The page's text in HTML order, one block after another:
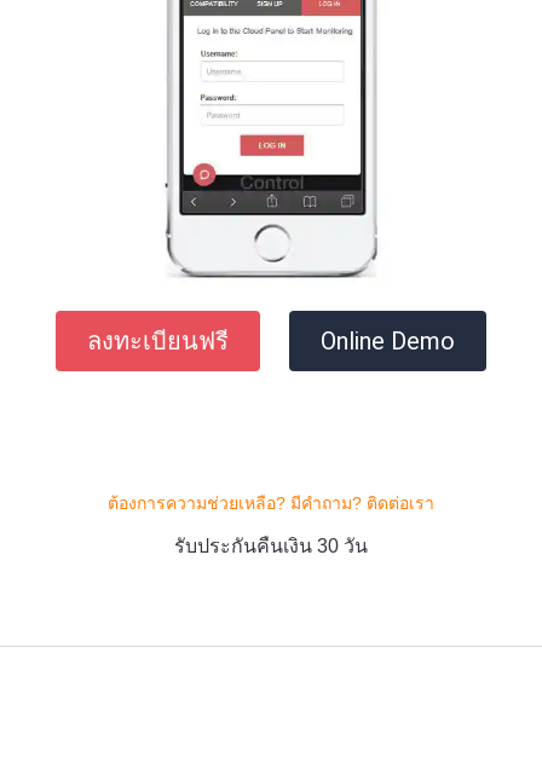
ลงทะเบียนฟรี Online Demo
ต้องการความช่วยเหลือ? มีคําถาม? ติดต่อเรา
รับประกันคืนเงิน 30 วัน